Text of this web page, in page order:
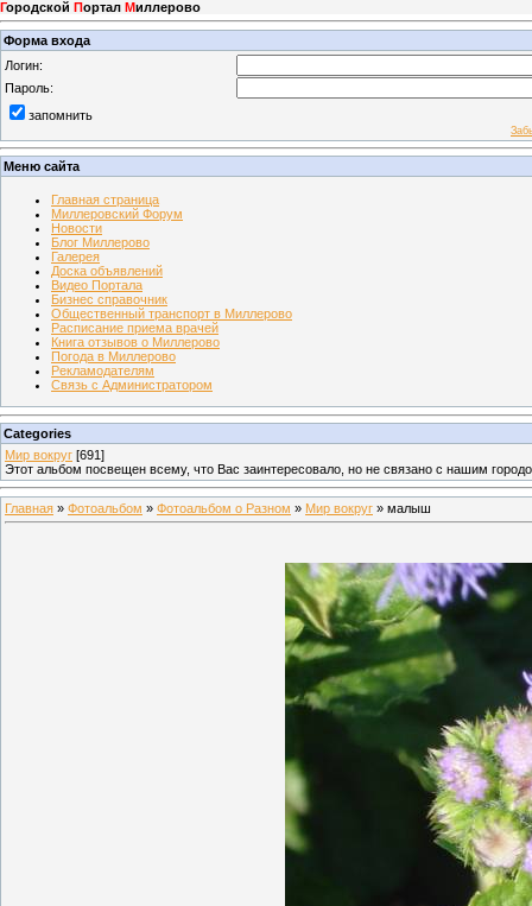
Городской Портал Миллерово
Форма входа
Логин:
Пароль:
запомнить
Меню сайта
Главная страница
Миллеровский Форум
Новости
Блог Миллерово
Галерея
Доска объявлений
Видео Портала
Бизнес справочник
Общественный транспорт в Миллерово
Расписание приема врачей
Книга отзывов о Миллерово
Погода в Миллерово
Рекламодателям
Связь с Администратором
Categories
Мир вокруг [691]
Этот альбом посвещен всему, что Вас заинтересовало, но не связано с нашим
Главная » Фотоальбом » Фотоальбом о Разном » Мир вокруг » малыш